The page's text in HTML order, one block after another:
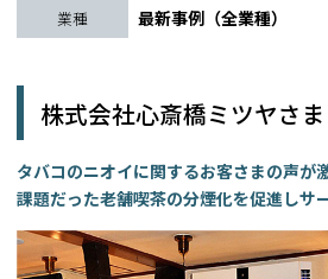
業種 最新事例（全業種）
株式会社心斎橋ミツヤさま
タバコのニオイに関するお客さまの声が
課題だった老舗喫茶の分煙化を促進しサ